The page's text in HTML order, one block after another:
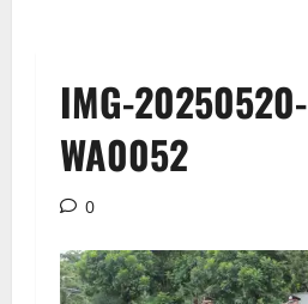
IMG-20250520-
WA0052
0